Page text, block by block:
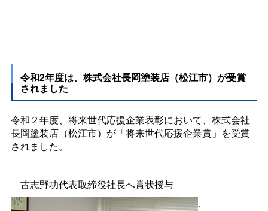
令和2年度は、株式会社長岡塗装店（松江市）が受賞
されました
令和２年度、将来世代応援企業表彰において、株式会社
長岡塗装店（松江市） が「将来世代応援企業賞」を受賞
されました。
古志野功代表取締役社長へ賞状授与
.